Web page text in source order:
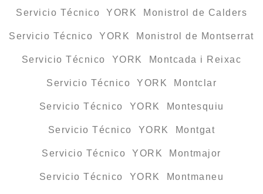
Servicio Técnico YORK Monistrol de Calders
Servicio Técnico YORK Monistrol de Montserrat
Servicio Técnico YORK Montcada i Reixac
Servicio Técnico YORK Montclar
Servicio Técnico YORK Montesquiu
Servicio Técnico YORK Montgat
Servicio Técnico YORK Montmajor
Servicio Técnico YORK Montmaneu